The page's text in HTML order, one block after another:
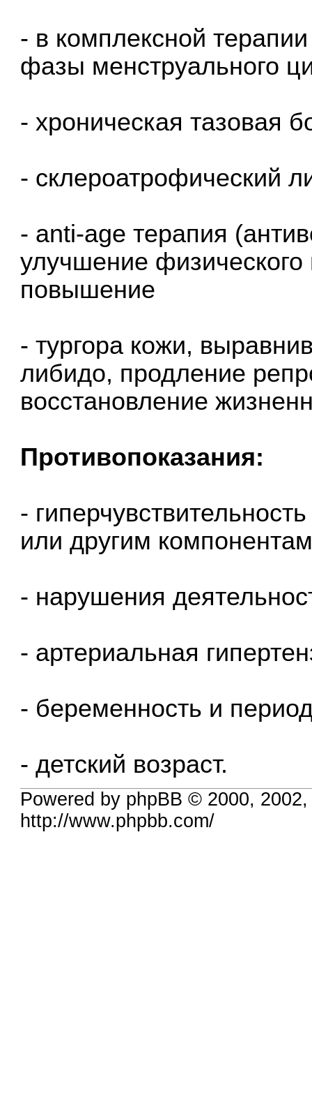
- в комплексной
фазы менструального
- хроническая тазовая
- склероатрофический
- anti-age терапия
улучшение
повышение
- тургора кожи,
либидо, продление
восстановление
Противопоказания:
-
или другим
- нарушения
- артериальная
- беременность и
- детский возраст.
Powered by phpBB © 2000,
http://www.phpbb.com/